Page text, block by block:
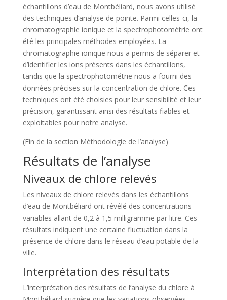
échantillons d’eau de Montbéliard, nous avons utilisé
des techniques d’analyse de pointe. Parmi celles-ci, la
chromatographie ionique et la spectrophotométrie ont
été les principales méthodes employées. La
chromatographie ionique nous a permis de séparer et
d’identifier les ions présents dans les échantillons,
tandis que la spectrophotométrie nous a fourni des
données précises sur la concentration de chlore. Ces
techniques ont été choisies pour leur sensibilité et leur
précision, garantissant ainsi des résultats fiables et
exploitables pour notre analyse.
(Fin de la section Méthodologie de l’analyse)
Résultats de l’analyse
Niveaux de chlore relevés
Les niveaux de chlore relevés dans les échantillons
d’eau de Montbéliard ont révélé des concentrations
variables allant de 0,2 à 1,5 milligramme par litre. Ces
résultats indiquent une certaine fluctuation dans la
présence de chlore dans le réseau d’eau potable de la
ville.
Interprétation des résultats
L’interprétation des résultats de l’analyse du chlore à